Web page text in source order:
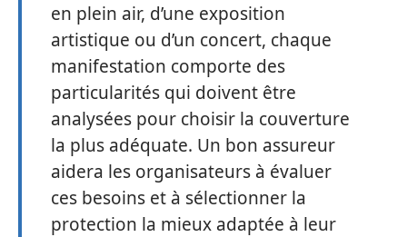
en plein air, d’une exposition
artistique ou d’un concert, chaque
manifestation comporte des
particularités qui doivent être
analysées pour choisir la couverture
la plus adéquate. Un bon assureur
aidera les organisateurs à évaluer
ces besoins et à sélectionner la
protection la mieux adaptée à leur